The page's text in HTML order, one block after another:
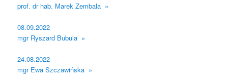
prof. dr hab. Marek Zembala »
08.09.2022
mgr Ryszard Bubula »
24.08.2022
mgr Ewa Szczawińska »